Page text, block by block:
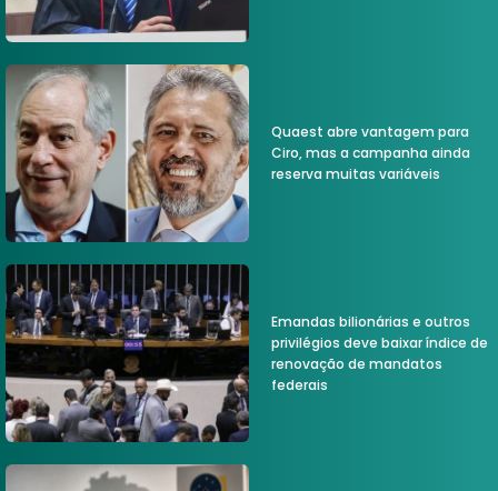
Quaest abre vantagem para
Ciro, mas a campanha ainda
reserva muitas variáveis
Emandas bilionárias e outros
privilégios deve baixar índice de
renovação de mandatos
federais